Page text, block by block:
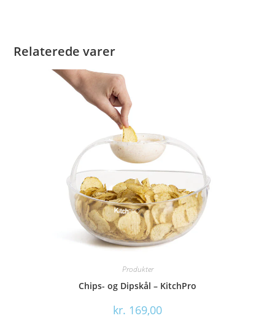
Relaterede varer
Produkter
Chips- og Dipskål – KitchPro
kr. 169,00